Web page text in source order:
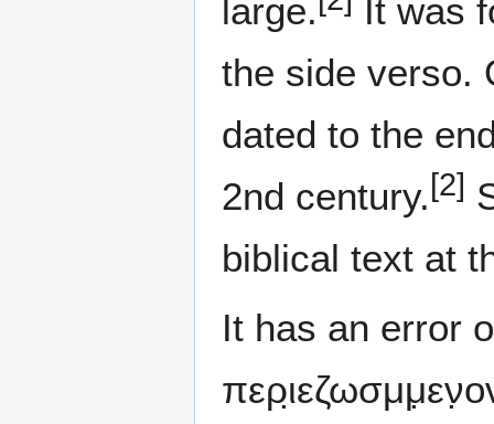
large.
It was
the side verso.
dated to the
2nd century. [2]
biblical text at
It has an error